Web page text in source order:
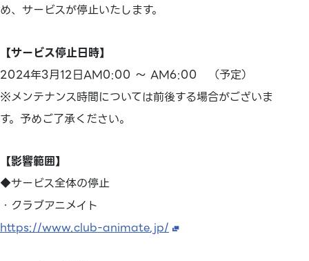
め、サービスが停止いたします。
【サービス停止日時】
2024年3月12日AM0:00 ～ AM6:00 （予定）
※メンテナンス時間については前後する場合がございま
す。予めご了承ください。
【影響範囲】
◆サービス全体の停止
・クラブアニメイト
https://www.club-animate.jp/